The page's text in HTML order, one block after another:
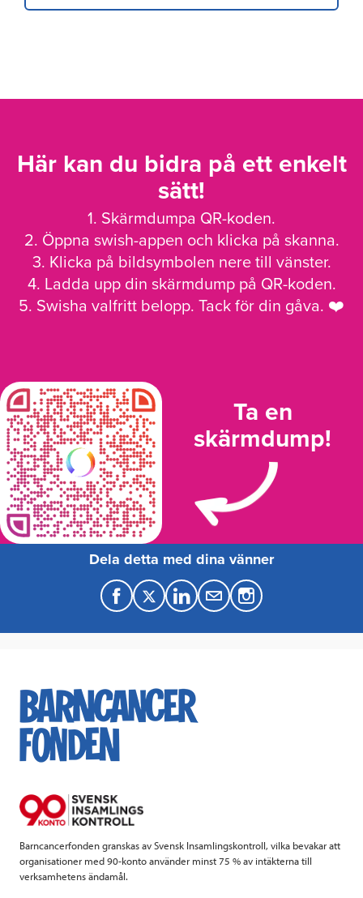
Här kan du bidra på ett enkelt
sätt!
1. Skärmdumpa QR-koden.
2. Öppna swish-appen och klicka på skanna.
3. Klicka på bildsymbolen nere till vänster.
4. Ladda upp din skärmdump på QR-koden.
5. Swisha valfritt belopp. Tack för din gåva. ❤️
Ta en
skärmdump!
Dela detta med dina vänner
F
a
e
b
k
T
w
t
t
L
i
k
e
M
a
Barncancerfonden granskas av Svensk Insamlingskontroll, vilka bevakar att
organisationer med 90-konto använder minst 75 % av intäkterna till
verksamhetens ändamål.